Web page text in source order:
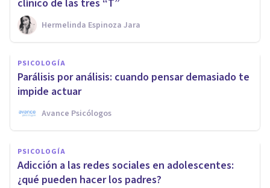
clínico de las tres “T”
Hermelinda Espinoza Jara
PSICOLOGÍA
Parálisis por análisis: cuando pensar demasiado te
impide actuar
Avance Psicólogos
PSICOLOGÍA
Adicción a las redes sociales en adolescentes:
¿qué pueden hacer los padres?